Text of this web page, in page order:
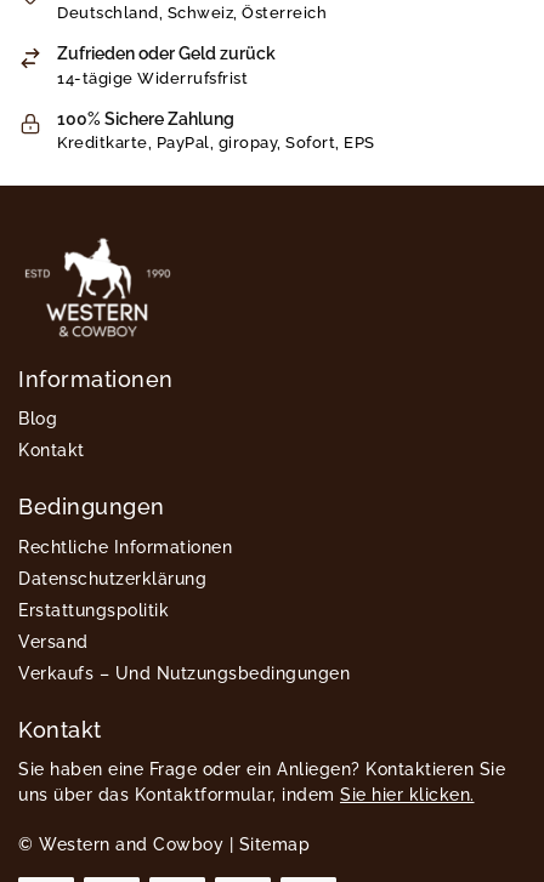
Deutschland, Schweiz, Österreich
Zufrieden oder Geld zurück
14-tägige Widerrufsfrist
100% Sichere Zahlung
Kreditkarte, PayPal, giropay, Sofort, EPS
Informationen
Blog
Kontakt
Bedingungen
Rechtliche Informationen
Datenschutzerklärung
Erstattungspolitik
Versand
Verkaufs – Und Nutzungsbedingungen
Kontakt
Sie haben eine Frage oder ein Anliegen? Kontaktieren Sie
uns über das Kontaktformular, indem Sie hier klicken.
© Western and Cowboy | Sitemap